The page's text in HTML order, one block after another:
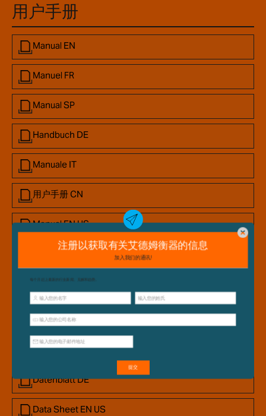
用户手册
Manual EN
Manuel FR
Manual SP
Handbuch DE
Manuale IT
用户手册 CN
Manual EN US
产品数据表
Data Sheet EN
Fiches Techniques FR
Ficha de datos SP
Datenblatt DE
Data Sheet EN US